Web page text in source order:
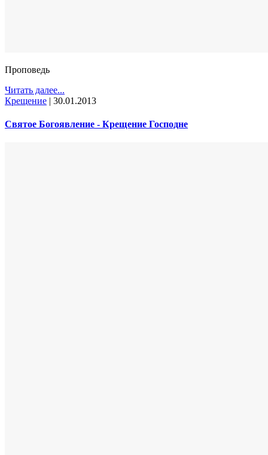
Проповедь
Читать далее...
Крещение | 30.01.2013
Святое Богоявление - Крещение Господне